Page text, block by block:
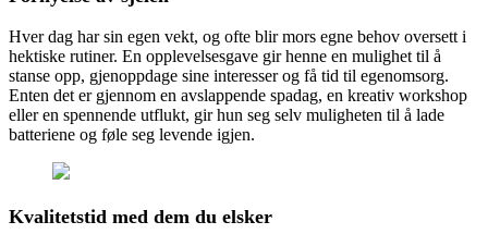
Hver dag har sin egen vekt, og ofte blir mors egne behov oversett i
hektiske rutiner. En opplevelsesgave gir henne en mulighet til å
stanse opp, gjenoppdage sine interesser og få tid til egenomsorg.
Enten det er gjennom en avslappende spadag, en kreativ workshop
eller en spennende utflukt, gir hun seg selv muligheten til å lade
batteriene og føle seg levende igjen.
Kvalitetstid med dem du elsker